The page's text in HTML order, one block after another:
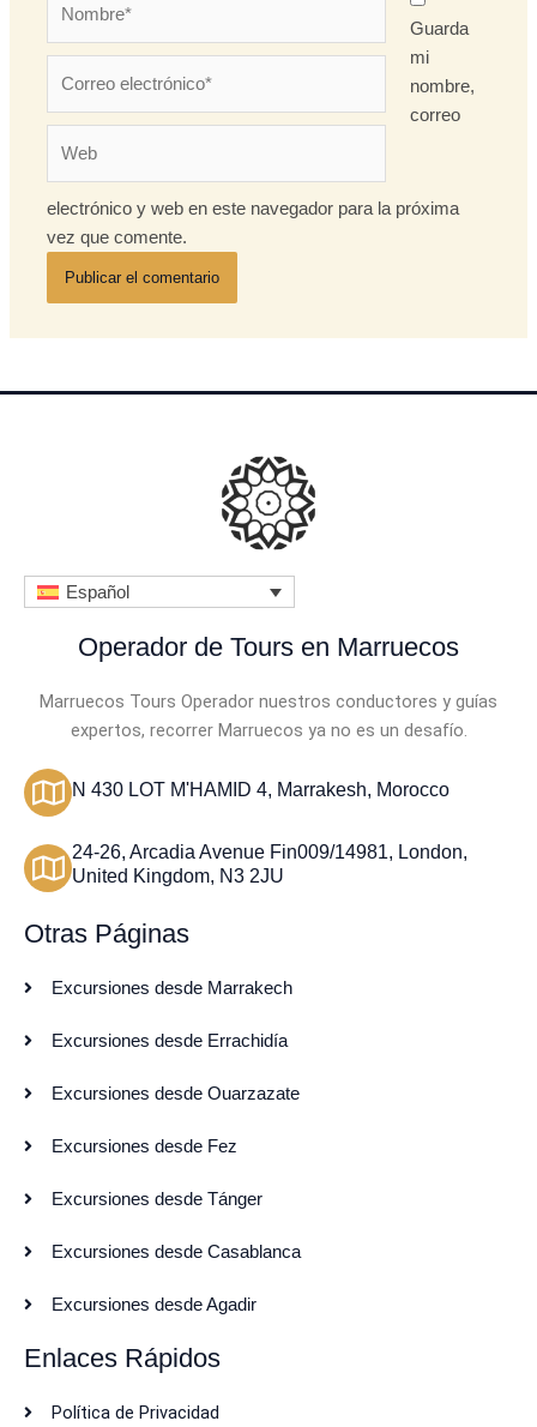
Guarda
mi
nombre,
correo
electrónico y web en este navegador para la próxima
vez que comente.
Español
Operador de Tours en Marruecos
Marruecos Tours Operador nuestros conductores y guías
expertos, recorrer Marruecos ya no es un desafío.
N 430 LOT M'HAMID 4, Marrakesh, Morocco
24-26, Arcadia Avenue Fin009/14981, London,
United Kingdom, N3 2JU
Otras Páginas
Excursiones desde Marrakech
Excursiones desde Errachidía
Excursiones desde Ouarzazate
Excursiones desde Fez
Excursiones desde Tánger
Excursiones desde Casablanca
Excursiones desde Agadir
Enlaces Rápidos
Política de Privacidad